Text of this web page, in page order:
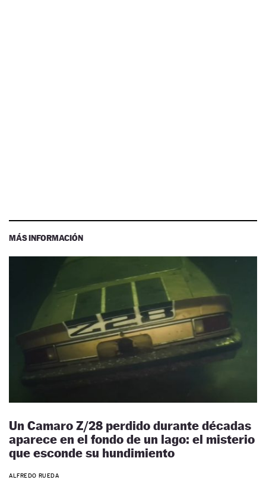
MÁS INFORMACIÓN
Un Camaro Z/28 perdido durante décadas
aparece en el fondo de un lago: el misterio
que esconde su hundimiento
ALFREDO RUEDA